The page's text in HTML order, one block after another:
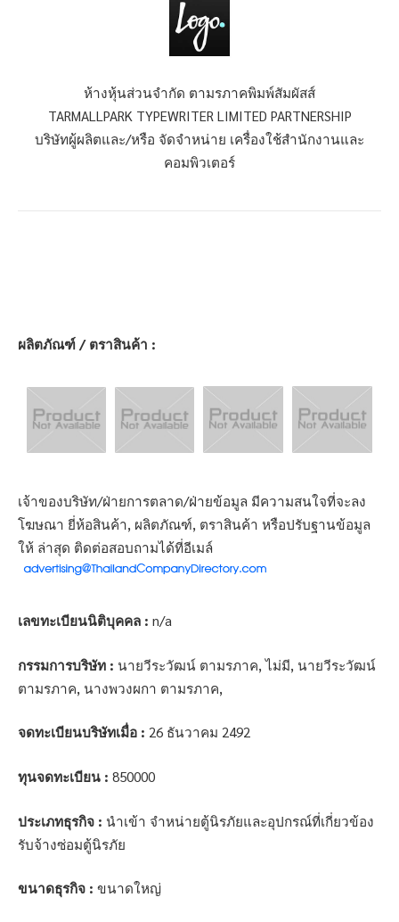
ห้างหุ้นส่วนจำกัด ตามรภาคพิมพ์สัมผัสส์
TARMALLPARK TYPEWRITER LIMITED PARTNERSHIP
บริษัทผู้ผลิตและ/หรือ จัดจำหน่าย เครื่องใช้สำนักงานและ
คอมพิวเตอร์
ผลิตภัณฑ์ / ตราสินค้า :
เจ้าของบริษัท/ฝ่ายการตลาด/ฝ่ายข้อมูล มีความสนใจที่จะลง
โฆษณา ยี่ห้อสินค้า, ผลิตภัณฑ์, ตราสินค้า หรือปรับฐานข้อมูล
ให้ ล่าสุด ติดต่อสอบถามได้ที่อีเมล์
เลขทะเบียนนิติบุคคล : n/a
กรรมการบริษัท : นายวีระวัฒน์ ตามรภาค, ไม่มี, นายวีระวัฒน์
ตามรภาค, นางพวงผกา ตามรภาค,
จดทะเบียนบริษัทเมื่อ : 26 ธันวาคม 2492
ทุนจดทะเบียน : 850000
ประเภทธุรกิจ : นำเข้า จำหน่ายตู้นิรภัยและอุปกรณ์ที่เกี่ยวข้อง
รับจ้างซ่อมตู้นิรภัย
ขนาดธุรกิจ : ขนาดใหญ่